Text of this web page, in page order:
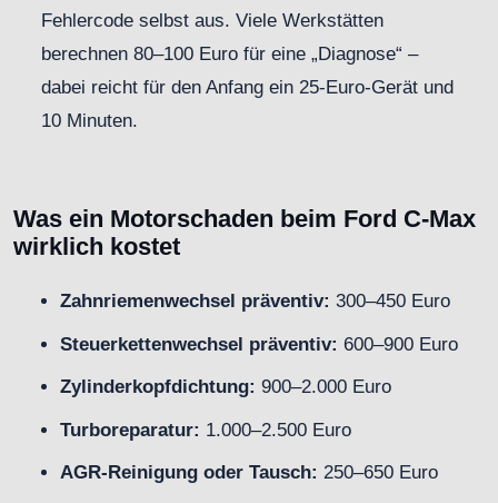
Fehlercode selbst aus. Viele Werkstätten
berechnen 80–100 Euro für eine „Diagnose“ –
dabei reicht für den Anfang ein 25-Euro-Gerät und
10 Minuten.
Was ein Motorschaden beim Ford C-Max
wirklich kostet
Zahnriemenwechsel präventiv: 300–450 Euro
Steuerkettenwechsel präventiv: 600–900 Euro
Zylinderkopfdichtung: 900–2.000 Euro
Turboreparatur: 1.000–2.500 Euro
AGR-Reinigung oder Tausch: 250–650 Euro